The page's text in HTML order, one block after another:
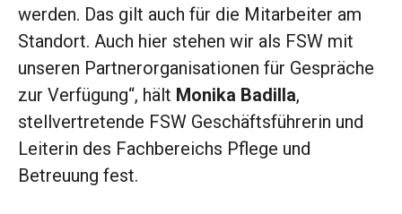
werden. Das gilt auch für die Mitarbeiter am
Standort. Auch hier stehen wir als FSW mit
unseren Partnerorganisationen für Gespräche
zur Verfügung“, hält Monika Badilla,
stellvertretende FSW Geschäftsführerin und
Leiterin des Fachbereichs Pflege und
Betreuung fest.